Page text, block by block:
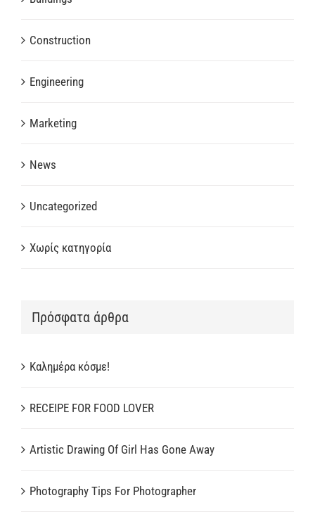
Construction
Engineering
Marketing
News
Uncategorized
Χωρίς κατηγορία
Πρόσφατα άρθρα
Καλημέρα κόσμε!
RECEIPE FOR FOOD LOVER
Artistic Drawing Of Girl Has Gone Away
Photography Tips For Photographer